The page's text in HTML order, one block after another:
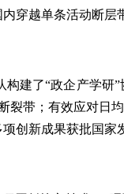
穿越单条活动断层
构建了“政企产学
裂带；有效应对
创新成果获批国家